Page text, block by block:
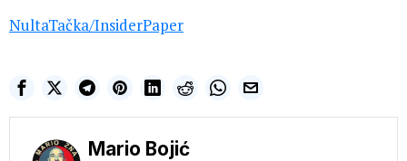
NultaTačka/InsiderPaper
Mario Bojić